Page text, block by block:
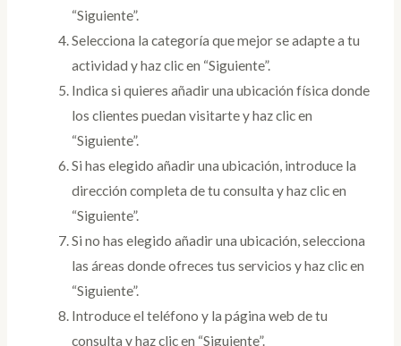
“Siguiente”.
Selecciona la categoría que mejor se adapte a tu
actividad y haz clic en “Siguiente”.
Indica si quieres añadir una ubicación física donde
los clientes puedan visitarte y haz clic en
“Siguiente”.
Si has elegido añadir una ubicación, introduce la
dirección completa de tu consulta y haz clic en
“Siguiente”.
Si no has elegido añadir una ubicación, selecciona
las áreas donde ofreces tus servicios y haz clic en
“Siguiente”.
Introduce el teléfono y la página web de tu
consulta y haz clic en “Siguiente”.